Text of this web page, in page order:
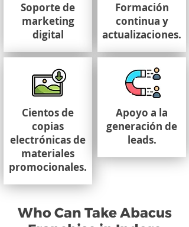
Soporte de
marketing
digital
Cientos de
copias
electrónicas de
materiales
promocionales.
Formación
continua y
actualizaciones.
Apoyo a la
generación de
leads.
Who Can Take Abacus